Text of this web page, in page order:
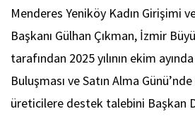
Menderes Yeniköy Kadın Girişimi
Başkanı Gülhan Çıkman, İzmir
tarafından 2025 yılının ekim
Buluşması ve Satın Alma
üreticilere destek talebini Başkan